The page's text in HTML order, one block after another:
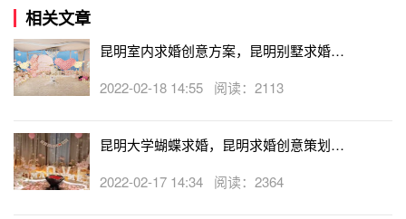
地帮助你。为你鼓掌，为你加油，在火车上突如其来的求婚
可能会吓到女朋友哦，但是确实很有新意。
相关文章
昆明室内求婚创意方案，昆明别墅求婚策
2022-02-18 14:55 阅读：2113
昆明大学蝴蝶求婚，昆明求婚创意策划案
2022-02-17 14:34 阅读：2364